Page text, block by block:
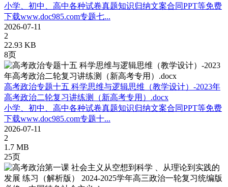
小学、初中、高中各种试卷真题知识归纳文案合同PPT等免费
下载www.doc985.com专题七...
2026-07-11
2
22.93 KB
8页
高考政治专题十五 科学思维与逻辑思维（教学设计）-2023年
高考政治二轮复习讲练测（新高考专用）.docx
小学、初中、高中各种试卷真题知识归纳文案合同PPT等免费
下载www.doc985.com专题十...
2026-07-11
2
1.7 MB
25页